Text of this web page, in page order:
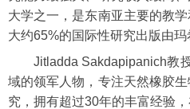
大学之一，是东南亚主要的教
大约65%的国际性研究出版由玛
Jitladda Sakdapipanich教
域的领军人物，专注天然橡胶
究，拥有超过30年的丰富经验